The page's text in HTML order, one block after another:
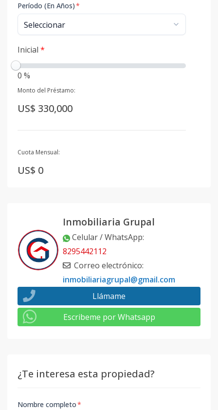
Período (En Años)*
Inicial *
0 %
Monto del Préstamo:
US$ 330,000
Cuota Mensual:
US$ 0
Inmobiliaria Grupal
Celular / WhatsApp:
8295442112
Correo electrónico:
inmobiliariagrupal@gmail.com
Llámame
Escribeme por Whatsapp
¿Te interesa esta propiedad?
Nombre completo*